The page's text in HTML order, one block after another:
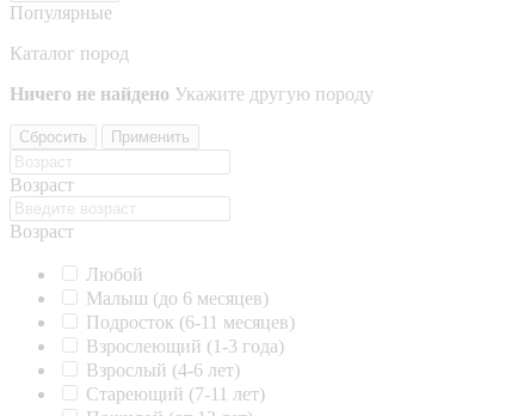
Популярные
Каталог пород
Ничего не найдено Укажите другую породу
Сбросить Применить
Возраст
Возраст
Любой
Малыш (до 6 месяцев)
Подросток (6-11 месяцев)
Взрослеющий (1-3 года)
Взрослый (4-6 лет)
Стареющий (7-11 лет)